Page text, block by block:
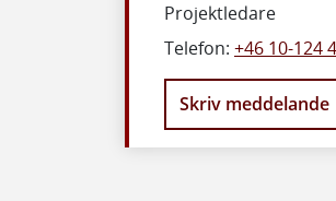
Projektledare
Telefon: +46 10-124
Skriv meddelande